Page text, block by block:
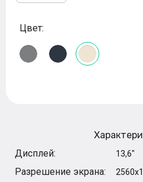
Цвет:
Дисплей:
13,6"
Разрешение экрана: